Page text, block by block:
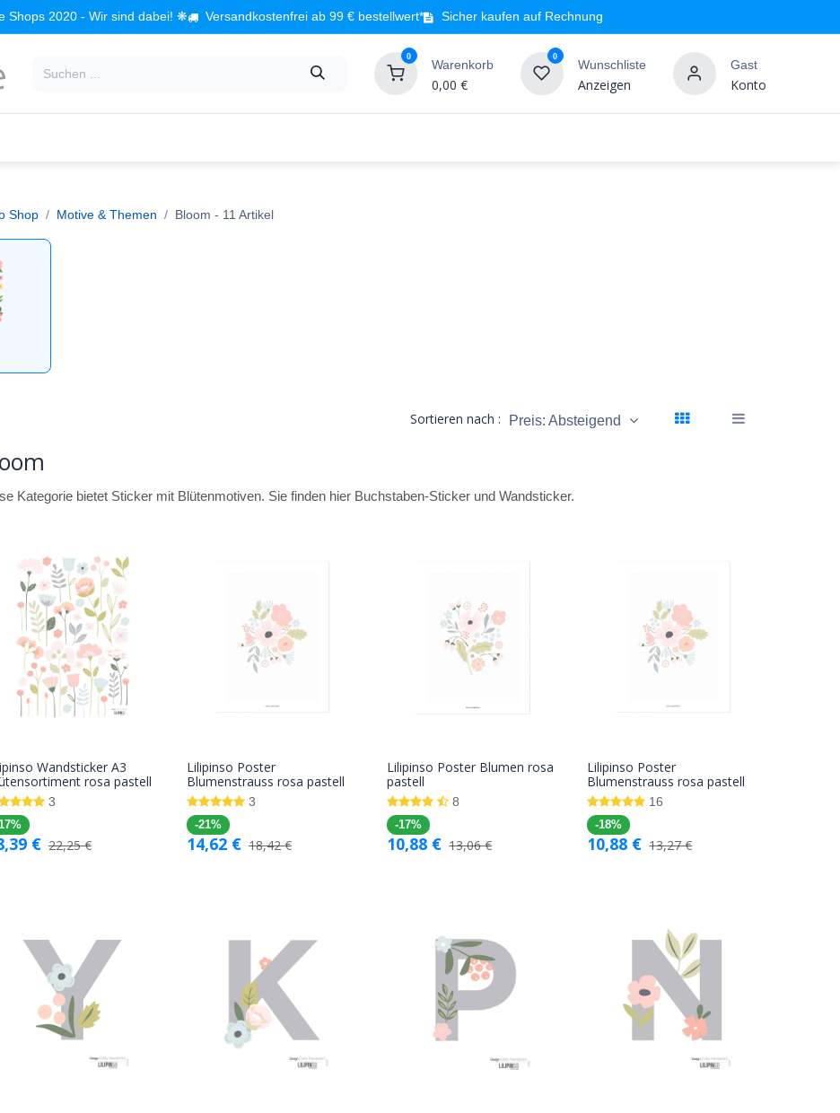
Shops 2020 - Wir sind dabei! ❋ Versandkostenfrei ab 99 € bestellwert* Sicher kaufen auf Rechnung
0
Warenkorb
0,00 €
0
Wunschliste
Anzeigen
Gast
Konto
Shop Motive & Themen Bloom - 11 Artikel
Sortieren nach : Preis: Absteigend
Kategorie bietet Sticker mit Blütenmotiven. Sie finden hier Buchstaben-Sticker und Wandsticker.
In den
Warenkorb
Wandsticker A3
rosa pastell
3
€ 22,25€
In den
Warenkorb
Lilipinso Poster
Blumenstrauss rosa pastell
3
-21%
14,62€ 18,42€
Warenkorb
Lilipinso Poster Blumen rosa
pastell
8
-17%
10,88 € 13,06€
In den
Warenkorb
Lilipinso Poster
Blumenstrauss rosa pastell
16
-18%
10,88 € 13,27€